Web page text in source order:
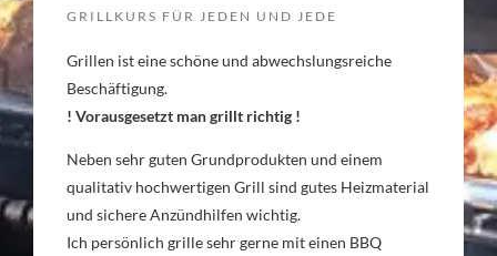
GRILLKURS FÜR JEDEN UND JEDE
Grillen ist eine schöne und abwechslungsreiche
Beschäftigung.
! Vorausgesetzt man grillt richtig !
Neben sehr guten Grundprodukten und einem
qualitativ hochwertigen Grill sind gutes Heizmaterial
und sichere Anzündhilfen wichtig.
Ich persönlich grille sehr gerne mit einen BBQ